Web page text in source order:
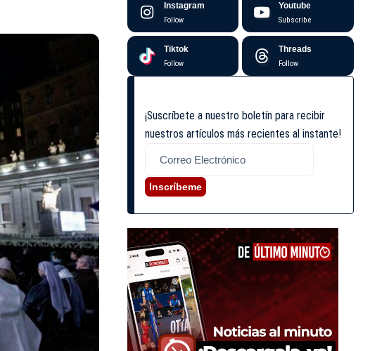
Instagram
Follow
Youtube
Subscribe
Tiktok
Follow
Threads
Follow
¡Suscríbete a nuestro boletín para recibir
nuestros artículos más recientes al instante!
Inscríbeme